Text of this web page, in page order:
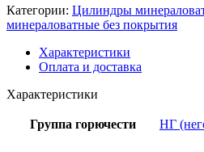
Категории: Цилиндры
минераловатные без покрытия
Характеристики
Оплата и доставка
Характеристики
Группа горючести НГ